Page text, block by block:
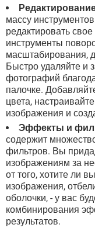
массу
редактировать
инструменты
масштабирования,
Быстро удаляйте и
фотографий
палочке.
цвета,
изображения и
Эффекты и
содержит
фильтров. Вы
изображениям за
от того, хотите ли
изображения,
оболочки, - у вас
комбинирования
результатов.